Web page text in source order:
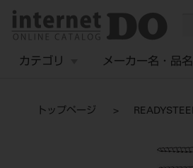
カテゴリ メーカー名・品名
トップページ